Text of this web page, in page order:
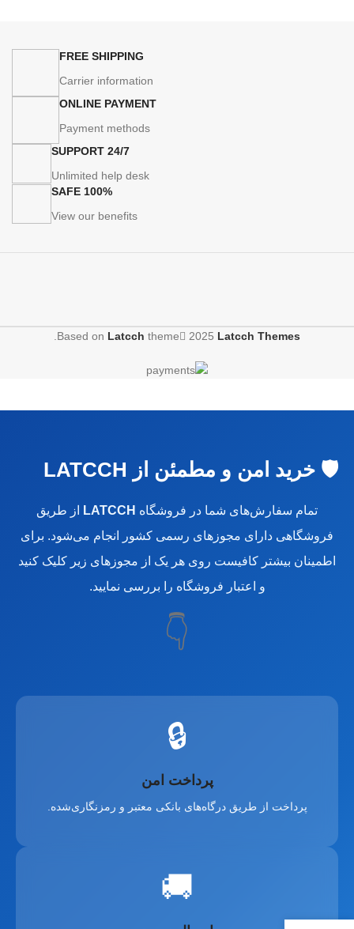
FREE SHIPPING
Carrier information
ONLINE PAYMENT
Payment methods
24/7 SUPPORT
Unlimited help desk
100% SAFE
View our benefits
Based on Latcch theme 2025 Latcch Themes
🛡️ خرید امن و مطمئن از LATCCH
تمام سفارش‌های شما در فروشگاه LATCCH
از طریق
فروشگاهی دارای مجوزهای رسمی کشور انجام می‌شود. برای
اطمینان بیشتر کافیست روی هر یک از مجوزهای زیر کلیک کنید
و اعتبار فروشگاه را بررسی نمایید.
👇
🔒
پرداخت امن
پرداخت از طریق درگاه‌های بانکی معتبر و رمزنگاری‌شده.
🚚